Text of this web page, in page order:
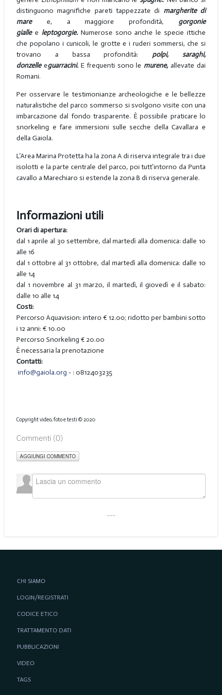
distinguono magnifiche pareti tappezzate di margherite di
maree, a maggiore profondità, gorgonie
giallee leptogorgie. Numerose sono anche le specie ittiche
che popolano i cunicoli, le grotte e i ruderi sommersi, che si
trovano a bassa profondità: polpi, saraghi,
donzelle eguarracini.E frequenti sono le murene,allevate dai
Romani.
Per osservare le testimonianze archeologiche e le bellezze
naturalistiche del parco sommerso si svolgono visite con una
imbarcazione dal fondo trasparente. È possibile praticare lo
snorkeling e fare immersioni sulle secche della Cavallara e
della Gaiola.
L’Area Marina Protetta ha la zona A di riserva integrale tra i due
isolotti e la parte centrale del parco, poi tutt’intorno da Punta
cavallo a Marechiaro si estende la zona B di riserva generale.
Informazioni utili
Orari di apertura:
dal 1 aprile al 30 settembre, dal martedì alla domenica: dalle 10
alle 16
dal 1 ottobre al 31 ottobre, dal martedì alla domenica: dalle 10
alle 14
dal 1 novembre al 31 marzo, il martedì, il giovedì e il sabato:
dalle 10 alle 14
Costi:
Percorso Aquavision: intero € 12.00; ridotto per bambini sotto
i 12 anni: € 10.00
Percorso Snorkeling € 20.00
È necessaria la prenotazione
Contatti:
info@gaiola.org - : 0812403235
Copyright video, foto e testi © 2020
Commenti (0)
AGGIUNGI COMMENTO
CHI SIAMO
LOGIN/REGISTRATI
CODICE ETICO
TRATTAMENTO DATI
PUBBLICAZIONI
VIDEO
TAGS